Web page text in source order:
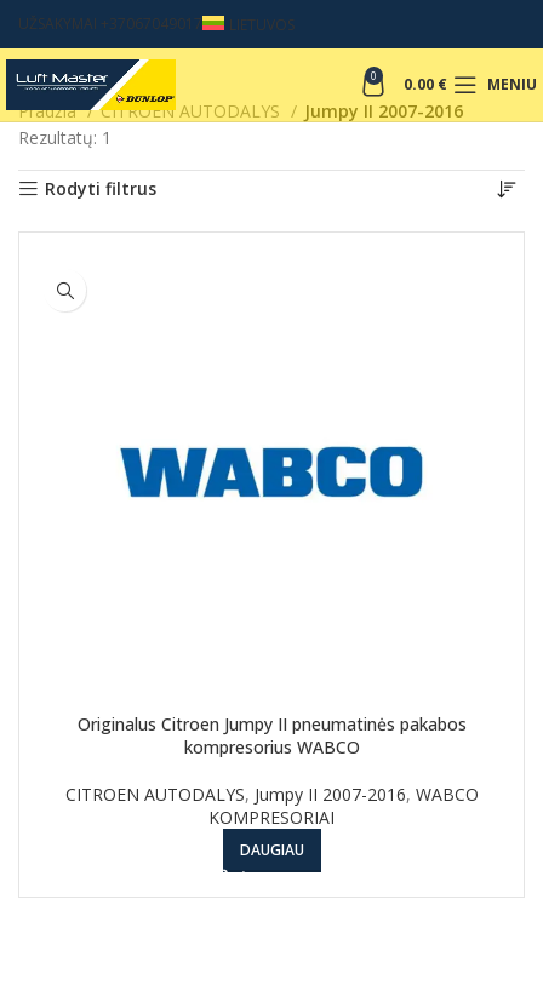
UŽSAKYMAI +37067049017 LIETUVOS
0 0.00 € MENIU
Pradžia CITROEN AUTODALYS
Jumpy II 2007-2016
Rezultatų: 1
Rodyti filtrus
Originalus Citroen Jumpy II pneumatinės pakabos
kompresorius WABCO
CITROEN AUTODALYS, Jumpy II 2007-2016, WABCO
KOMPRESORIAI
DAUGIAU